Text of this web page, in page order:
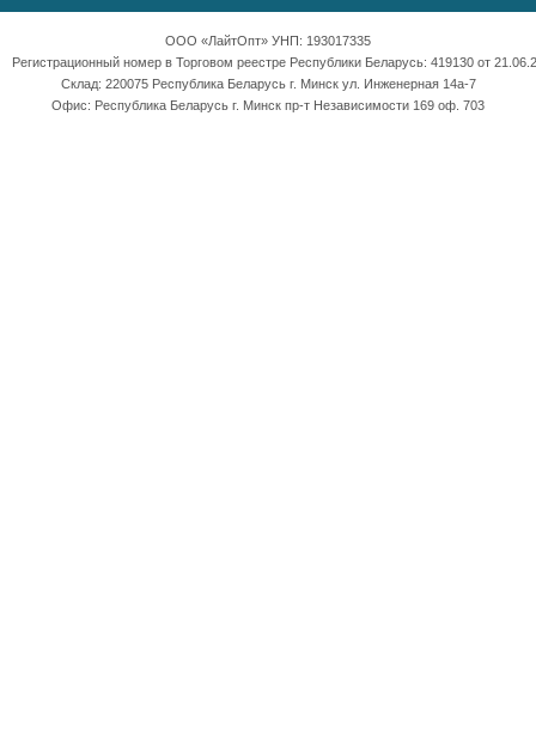
ООО «ЛайтОпт» УНП: 193017335
Регистрационный номер в Торговом реестре Республики Беларусь: 419130 от
Склад: 220075 Республика Беларусь г. Минск ул. Инженерная 14а-7
Офис: Республика Беларусь г. Минск пр-т Независимости 169 оф. 703